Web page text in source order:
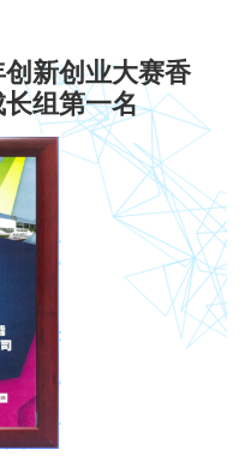
新创业大赛香
组第一名